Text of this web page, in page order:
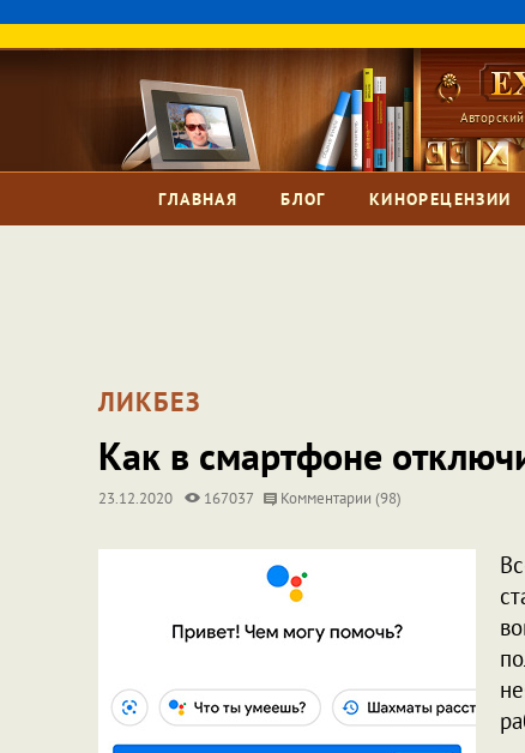
ГЛАВНАЯ БЛОГ КИНОРЕЦЕНЗИИ
ЛИКБЕЗ
Как в смартфоне
23.12.2020 167037 Комментарии (98)